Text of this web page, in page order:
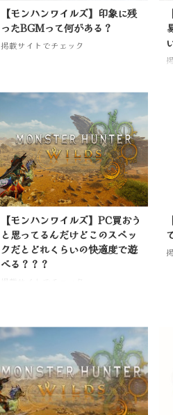
【モンハンワイルズ】印象に残
ったBGMって何がある？
掲載サイトでチェック
【モンハンワイルズ】PC買おう
と思ってるんだけどこのスペッ
クだとどれくらいの快適度で遊
べる？？？
掲載サイトでチェック